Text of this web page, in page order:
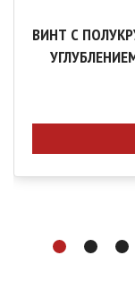
ВИНТ С